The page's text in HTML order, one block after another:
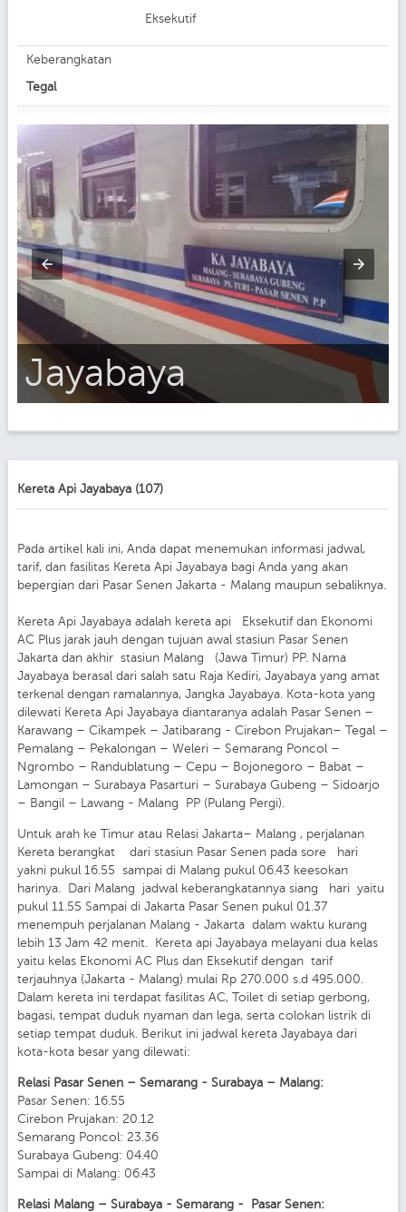
Eksekutif
Keberangkatan
Tegal
Jayabaya
Kereta Api Jayabaya (107)
Pada artikel kali ini, Anda dapat menemukan informasi jadwal,
tarif, dan fasilitas Kereta Api Jayabaya bagi Anda yang akan
bepergian dari Pasar Senen Jakarta - Malang maupun sebaliknya.
Kereta Api Jayabaya adalah kereta api Eksekutif dan Ekonomi
AC Plus jarak jauh dengan tujuan awal stasiun Pasar Senen
Jakarta dan akhir stasiun Malang (Jawa Timur) PP. Nama
Jayabaya berasal dari salah satu Raja Kediri, Jayabaya yang amat
terkenal dengan ramalannya, Jangka Jayabaya. Kota-kota yang
dilewati Kereta Api Jayabaya diantaranya adalah Pasar Senen –
Karawang – Cikampek – Jatibarang - Cirebon Prujakan– Tegal –
Pemalang – Pekalongan – Weleri – Semarang Poncol –
Ngrombo – Randublatung – Cepu – Bojonegoro – Babat –
Lamongan – Surabaya Pasarturi – Surabaya Gubeng – Sidoarjo
– Bangil – Lawang - Malang PP (Pulang Pergi).
Untuk arah ke Timur atau Relasi Jakarta– Malang , perjalanan
Kereta berangkat dari stasiun Pasar Senen pada sore hari
yakni pukul 16.55 sampai di Malang pukul 06.43 keesokan
harinya. Dari Malang jadwal keberangkatannya siang hari yaitu
pukul 11.55 Sampai di Jakarta Pasar Senen pukul 01.37
menempuh perjalanan Malang - Jakarta dalam waktu kurang
lebih 13 Jam 42 menit. Kereta api Jayabaya melayani dua kelas
yaitu kelas Ekonomi AC Plus dan Eksekutif dengan tarif
terjauhnya (Jakarta - Malang) mulai Rp 270.000 s.d 495.000.
Dalam kereta ini terdapat fasilitas AC, Toilet di setiap gerbong,
bagasi, tempat duduk nyaman dan lega, serta colokan listrik di
setiap tempat duduk. Berikut ini jadwal kereta Jayabaya dari
kota-kota besar yang dilewati:
Relasi Pasar Senen – Semarang - Surabaya – Malang:
Pasar Senen: 16.55
Cirebon Prujakan: 20.12
Semarang Poncol: 23.36
Surabaya Gubeng: 04.40
Sampai di Malang: 06.43
Relasi Malang – Surabaya - Semarang - Pasar Senen: